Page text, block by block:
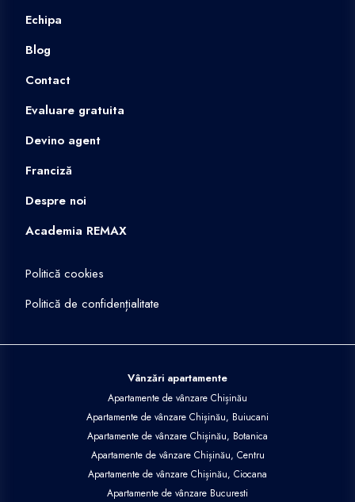
Echipa
Blog
Contact
Evaluare gratuita
Devino agent
Franciză
Despre noi
Academia REMAX
Politică cookies
Politică de confidențialitate
Vânzări apartamente
Apartamente de vânzare Chișinău
Apartamente de vânzare Chișinău, Buiucani
Apartamente de vânzare Chișinău, Botanica
Apartamente de vânzare Chișinău, Centru
Apartamente de vânzare Chișinău, Ciocana
Apartamente de vânzare Bucuresti